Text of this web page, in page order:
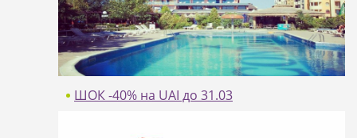
Ціни в онлайні
ШОК -40% на UAI до 31.03